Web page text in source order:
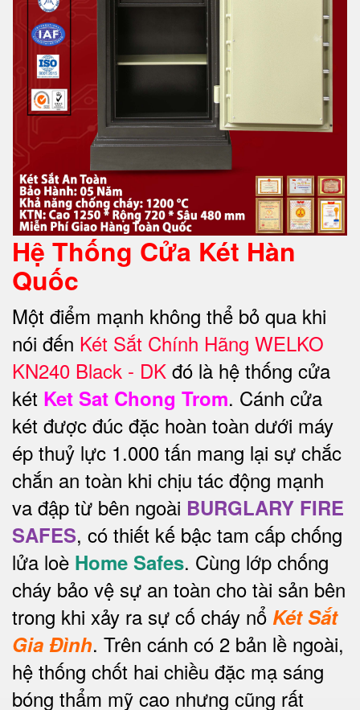
Hệ Thống Cửa Két Hàn
Quốc
Một điểm mạnh không thể bỏ qua khi
nói đến Két Sắt Chính Hãng WELKO
KN240 Black - DK đó là hệ thống cửa
két Ket Sat Chong Trom. Cánh cửa
két được đúc đặc hoàn toàn dưới máy
ép thuỷ lực 1.000 tấn mang lại sự chắc
chắn an toàn khi chịu tác động mạnh
va đập từ bên ngoài BURGLARY FIRE
SAFES, có thiết kế bậc tam cấp chống
lửa loè Home Safes. Cùng lớp chống
cháy bảo vệ sự an toàn cho tài sản bên
trong khi xảy ra sự cố cháy nổ Két Sắt
Gia Đình. Trên cánh có 2 bản lề ngoài,
hệ thống chốt hai chiều đặc mạ sáng
bóng thẩm mỹ cao nhưng cũng rất